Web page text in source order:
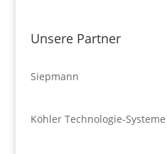
Unsere Partner
Siepmann
Köhler Technologie-Systeme